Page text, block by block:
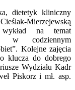
dietetyk kliniczny
Mierzejewską
wykład na temat
w codziennym
Kolejne zajęcia
klucza do dobrego
Wydziału Kadr
Piskorz i mł. asp.